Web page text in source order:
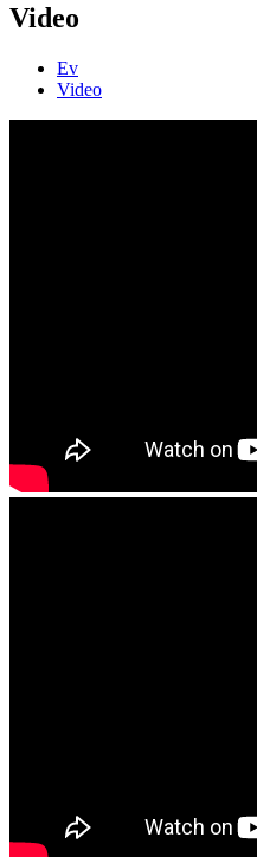
Video
Ev
Video